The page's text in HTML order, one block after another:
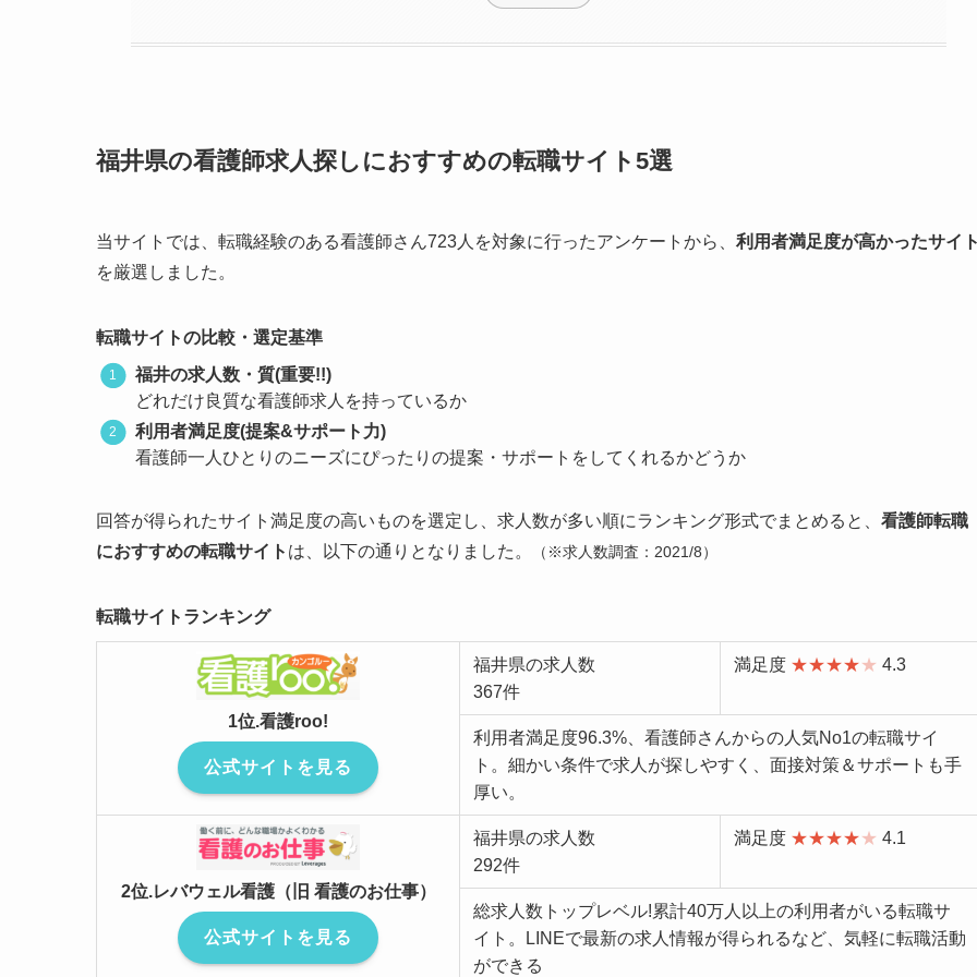
福井県の看護師求人探しにおすすめの転職サイト5選
当サイトでは、転職経験のある看護師さん723人を対象に行ったアンケートから、 利用者満足度が高かったサイ
を厳選しました。
転職サイトの比較・選定基準
福井の求人数・質(重要!!)
どれだけ良質な看護師求人を持っているか
利用者満足度(提案&サポート力)
看護師一人ひとりのニーズにぴったりの提案・サポートをしてくれるかどうか
回答が得られたサイト満足度の高いものを選定し、求人数が多い順にランキング形式でまとめると、 看護師転職
におすすめの転職サイト は、以下の通りとなりました。 （ ※求人数調査：2021/8）
転職サイトランキング
1位.看護roo!
公式サイトを見る
福井県の求人数
367件
満足度 ★★★★★ 4.3
利用者満足度96.3%、看護師さんからの人気No1の転職サイ
ト。細かい条件で求人が探しやすく、面接対策＆サポートも手
厚い。
2位.レバウェル看護（旧 看護のお仕事）
公式サイトを見る
福井県の求人数
292件
満足度 ★★★★★ 4.1
総求人数トップレベル!累計40万人以上の利用者がいる転職サ
イト。LINEで最新の求人情報が得られるなど、気軽に転職活動
ができる